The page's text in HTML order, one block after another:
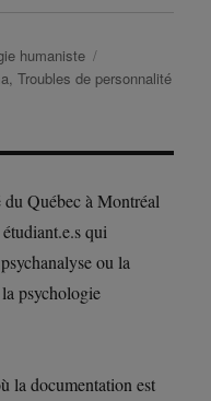
humaniste
,Troubles de personnalité
Québec à Montréal
qui
ou la
psychologie
la documentation est